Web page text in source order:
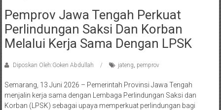
Pemprov Jawa Tengah Perkuat
Perlindungan Saksi Dan Korban
Melalui Kerja Sama Dengan LPSK
Diposkan Oleh:Goken Abdullah jateng pemprov
Semarang, 13 Juni 2026 – Pemerintah Provinsi Jawa Tengah
menjalin kerja sama dengan Lembaga Perlindungan Saksi dan
Korban (LPSK) sebagai upaya memperkuat perlindungan bagi